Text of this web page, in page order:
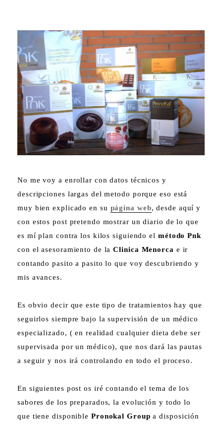
No me voy a enrollar con datos técnicos y
descripciones largas del metodo porque eso está
muy bien explicado en su página web, desde aquí y
con estos post pretendo mostrar un diario de lo que
es mí plan contra los kilos siguiendo el método Pnk
con el asesoramiento de laClinica Menorca e ir
contando pasito a pasito lo que voy descubriendo y
mis avances.
Es obvio decir que este tipo de tratamientos hay que
seguirlos siempre bajo la supervisión de un médico
especializado, ( en realidad cualquier dieta debe ser
supervisada por un médico), que nos dará las pautas
a seguir y nos irá controlando en todo el proceso.
En siguientes post os iré contando el tema de los
sabores de los preparados, la evolución y todo lo
que tiene disponible Pronokal Group a disposición